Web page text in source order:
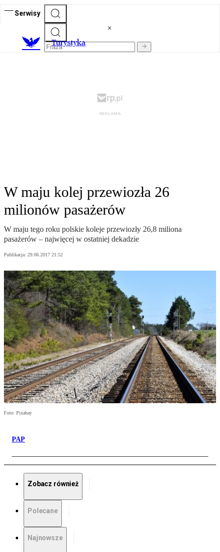
Serwisy
Turystyka
W maju kolej przewiozła 26
milionów pasażerów
W maju tego roku polskie koleje przewiozły 26,8 miliona
pasażerów – najwięcej w ostatniej dekadzie
Publikacja: 29.06.2017 21:52
Foto: Pixabay
PAP
Zobacz również
Polecane
Najnowsze